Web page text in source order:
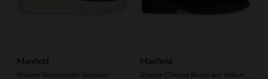
Manfield
Braune Veloursleder-Sneaker
Manfield
Braune Chelsea Boots aus Veloursleder